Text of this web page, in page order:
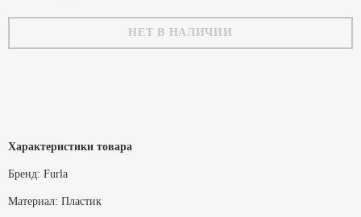
НЕТ В НАЛИЧИИ
Характеристики товара
Бренд: Furla
Материал: Пластик